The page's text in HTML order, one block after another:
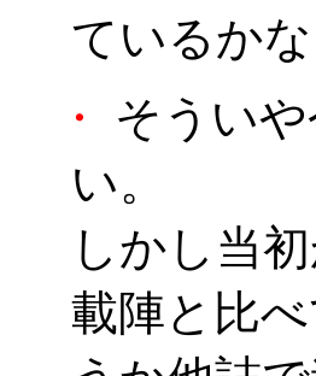
ているかな
・
そうい
い。
しかし当
載陣と比